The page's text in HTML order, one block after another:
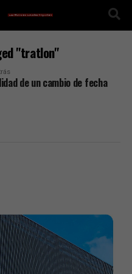
"tratlon"
de un cambio de fecha